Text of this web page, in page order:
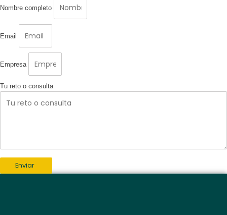
Nombre completo
Email
Empresa
Tu reto o consulta
Enviar